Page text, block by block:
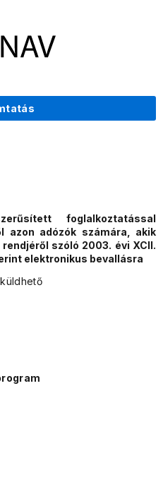
foglalkoztatással
azon adózók számára, akik
szóló 2003. évi XCII.
elektronikus bevallásra